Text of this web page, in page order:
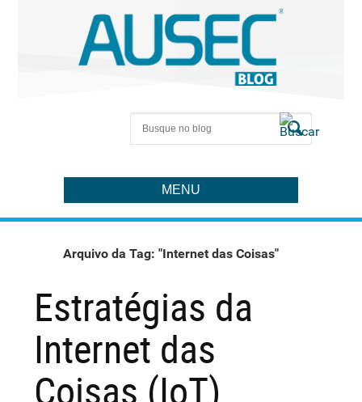
MENU
Arquivo da Tag: "Internet das Coisas"
Estratégias da
Internet das
Coisas (IoT)